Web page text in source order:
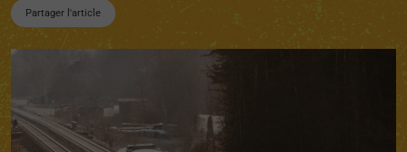
Partager l'article